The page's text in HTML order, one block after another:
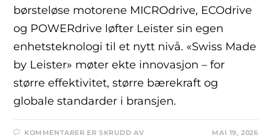
børsteløse motorene MICROdrive, ECOdrive
og POWERdrive løfter Leister sin egen
enhetsteknologi til et nytt nivå. «Swiss Made
by Leister» møter ekte innovasjon – for
større effektivitet, større bærekraft og
globale standarder i bransjen.
KOMMENTARER ER SKRUDD AV MAI 19, 2026